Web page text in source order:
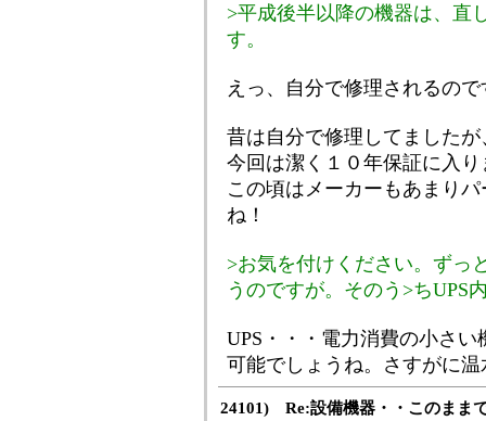
>平成後半以降の機器は、直
す。
えっ、自分で修理される
昔は自分で修理してました
今回は潔く１０年保証に入り
この頃はメーカーもあまり
ね！
>お気を付けください。ずっ
うのですが。そのう>ちUPS
UPS・・・電力消費の小さ
可能でしょうね。さすがに
24101) Re:設備機器・・このまま